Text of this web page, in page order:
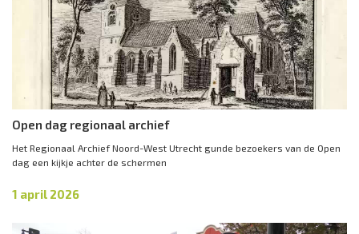
Open dag regionaal archief
Het Regionaal Archief Noord-West Utrecht gunde bezoekers van de Open
dag een kijkje achter de schermen
1 april 2026